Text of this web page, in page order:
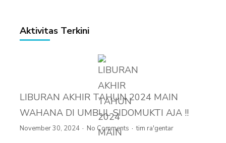
Aktivitas Terkini
LIBURAN AKHIR TAHUN 2024 MAIN
WAHANA DI UMBUL SIDOMUKTI AJA !!
November 30, 2024 No Comments tim ra'gentar